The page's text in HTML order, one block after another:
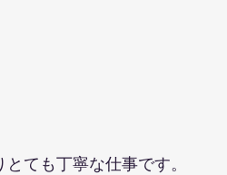
ても丁寧な仕事です。